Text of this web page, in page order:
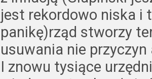
jest rekordowo niska i
panikę)rząd stworzy
usuwania nie
I znowu tysiące